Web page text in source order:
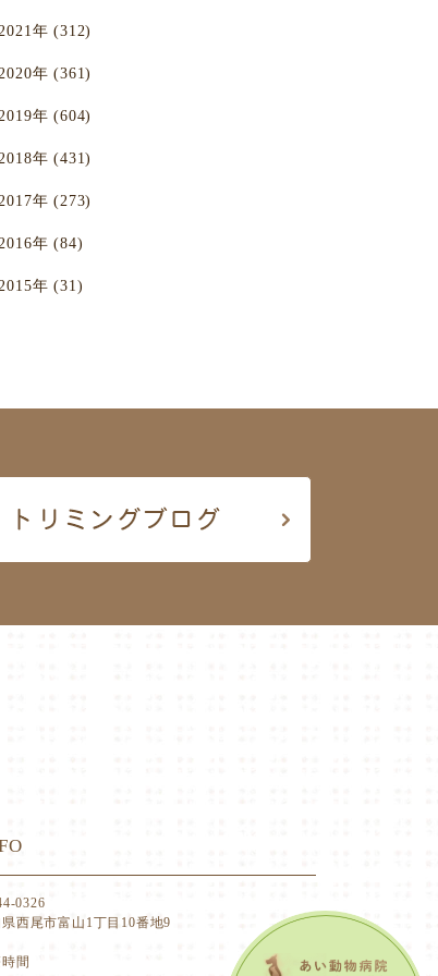
年 (312)
年 (361)
年 (604)
年 (431)
年 (273)
年 (84)
年 (31)
0326
西尾市富山1丁目10番地9
時間